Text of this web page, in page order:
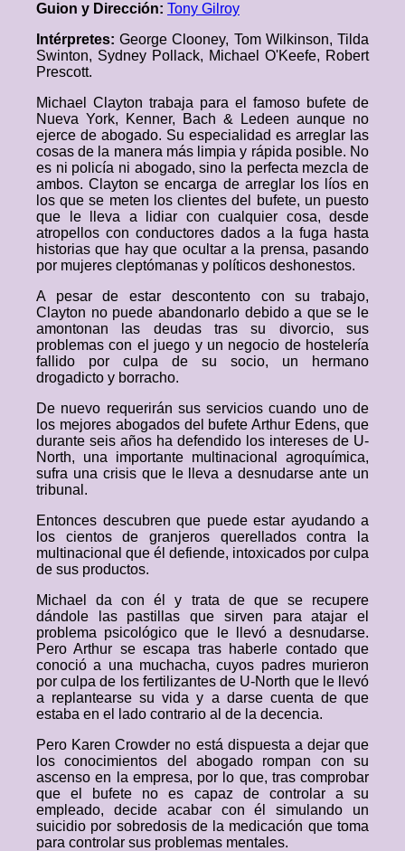
Guion y Dirección: Tony Gilroy
Intérpretes:George Clooney, Tom Wilkinson, Tilda
Swinton, Sydney Pollack, Michael O'Keefe, Robert
Prescott.
Michael Clayton trabaja para el famoso bufete de
Nueva York, Kenner, Bach & Ledeen aunque no
ejerce de abogado. Su especialidad es arreglar las
cosas de la manera más limpia y rápida posible. No
es ni policía ni abogado, sino la perfecta mezcla de
ambos. Clayton se encarga de arreglar los líos en
los que se meten los clientes del bufete, un puesto
que le lleva a lidiar con cualquier cosa, desde
atropellos con conductores dados a la fuga hasta
historias que hay que ocultar a la prensa, pasando
por mujeres cleptómanas y políticos deshonestos.
A pesar de estar descontento con su trabajo,
Clayton no puede abandonarlo debido a que se le
amontonan las deudas tras su divorcio, sus
problemas con el juego y un negocio de hostelería
fallido por culpa de su socio, un hermano
drogadicto y borracho.
De nuevo requerirán sus servicios cuando uno de
los mejores abogados del bufete Arthur Edens, que
durante seis años ha defendido los intereses de U-
North, una importante multinacional agroquímica,
sufra una crisis que le lleva a desnudarse ante un
tribunal.
Entonces descubren que puede estar ayudando a
los cientos de granjeros querellados contra la
multinacional que él defiende, intoxicados por culpa
de sus productos.
Michael da con él y trata de que se recupere
dándole las pastillas que sirven para atajar el
problema psicológico que le llevó a desnudarse.
Pero Arthur se escapa tras haberle contado que
conoció a una muchacha, cuyos padres murieron
por culpa de los fertilizantes de U-North que le llevó
a replantearse su vida y a darse cuenta de que
estaba en el lado contrario al de la decencia.
Pero Karen Crowder no está dispuesta a dejar que
los conocimientos del abogado rompan con su
ascenso en la empresa, por lo que, tras comprobar
que el bufete no es capaz de controlar a su
empleado, decide acabar con él simulando un
suicidio por sobredosis de la medicación que toma
para controlar sus problemas mentales.